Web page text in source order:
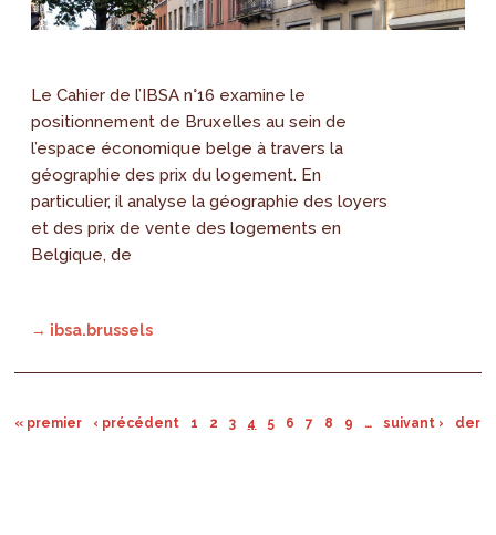
Le Cahier de l’IBSA n°16 examine le
positionnement de Bruxelles au sein de
l’espace économique belge à travers la
géographie des prix du logement. En
particulier, il analyse la géographie des loyers
et des prix de vente des logements en
Belgique, de
→ ibsa.brussels
« premier ‹ précédent 1 2 3 4 5 6 7 8 9 … suivant ›